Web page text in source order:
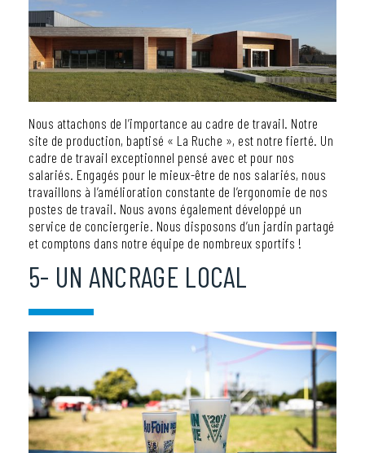
Nous attachons de l’importance au cadre de travail. Notre
site de production, baptisé « La Ruche », est notre fierté. Un
cadre de travail exceptionnel pensé avec et pour nos
salariés. Engagés pour le mieux-être de nos salariés, nous
travaillons à l’amélioration constante de l’ergonomie de nos
postes de travail. Nous avons également développé un
service de conciergerie. Nous disposons d’un jardin partagé
et comptons dans notre équipe de nombreux sportifs !
5- UN ANCRAGE LOCAL